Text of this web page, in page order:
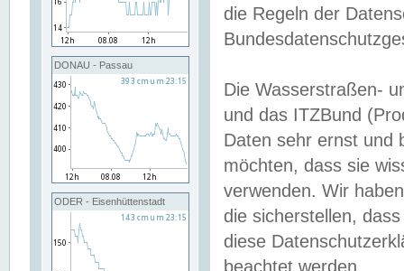
DONAU - Passau
ODER - Eisenhüttenstadt
die Regeln der
Die Wasserstraßen-
und das ITZBund
Daten sehr ernst und
möchten, dass sie
verwenden. Wir
die sicherstellen,
diese
beachtet werden.